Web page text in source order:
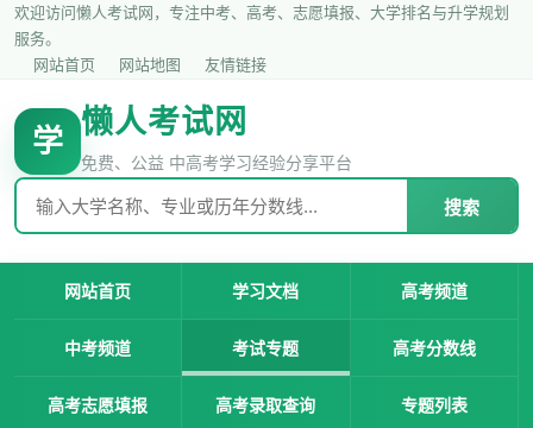
欢迎访问懒人考试网，专注中考、高考、志愿填报、大学排名与升学规划
服务。
网站首页
网站地图 友情链接
学
懒人考试网
免费、公益 中高考学习经验分享平台
搜索
网站首页 学习文档 高考频道
中考频道 考试专题 高考分数线
高考志愿填报 高考录取查询 专题列表